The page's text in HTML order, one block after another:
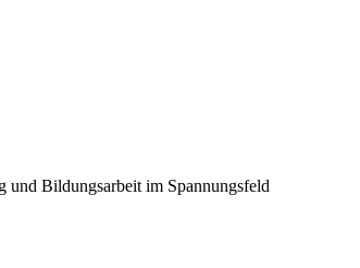
und Bildungsarbeit im Spannungsfeld